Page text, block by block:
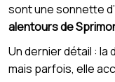
sont une sonnette
alentours de
Un dernier détail :
mais parfois, elle